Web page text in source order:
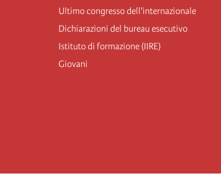
Ultimo congresso dell'internazionale
Dichiarazioni del bureau esecutivo
Istituto di formazione (IIRE)
Giovani